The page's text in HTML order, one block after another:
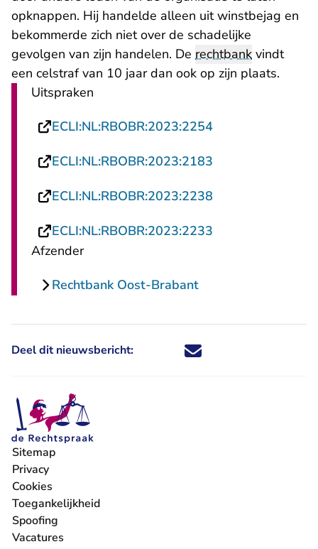
opknappen. Hij handelde alleen uit winstbejag en
bekommerde zich niet over de schadelijke
gevolgen van zijn handelen. De rechtbank vindt
een celstraf van 10 jaar dan ook op zijn plaats.
Uitspraken
ECLI:NL:RBOBR:2023:2254- U verlaat
ECLI:NL:RBOBR:2023:2183
ECLI:NL:RBOBR:2023:2238
ECLI:NL:RBOBR:2023:2233
Afzender
Rechtbank Oost-Brabant
Deel dit nieuwsbericht: Deel dit nieuwsbericht via X -
Deel dit nieuwsbericht via
Deel dit nieuwsbericht
Deel dit
Sitemap
Privacy
Cookies
Toegankelijkheid
Spoofing
Vacatures
- U verlaat Rechtspraak.nl